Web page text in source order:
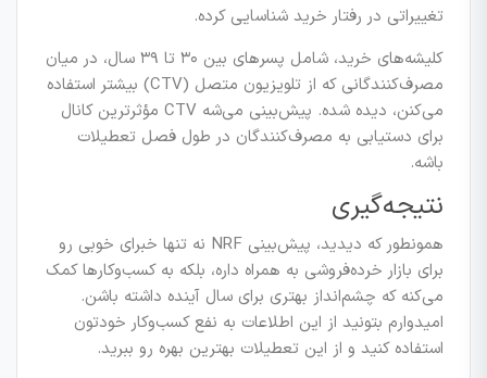
تغییراتی در رفتار خرید شناسایی کرده.
کلیشه‌های خرید، شامل پسرهای بین ۳۰ تا ۳۹ سال، در میان
مصرف‌کنندگانی که از تلویزیون متصل (CTV) بیشتر استفاده
می‌کنن، دیده شده. پیش‌بینی می‌شه CTV مؤثرترین کانال
برای دستیابی به مصرف‌کنندگان در طول فصل تعطیلات
باشه.
نتیجه‌گیری
همونطور که دیدید، پیش‌بینی NRF نه تنها خبرای خوبی رو
برای بازار خرده‌فروشی به همراه داره، بلکه به کسب‌وکارها کمک
می‌کنه که چشم‌انداز بهتری برای سال آینده داشته باشن.
امیدوارم بتونید از این اطلاعات به نفع کسب‌وکار خودتون
استفاده کنید و از این تعطیلات بهترین بهره رو ببرید.